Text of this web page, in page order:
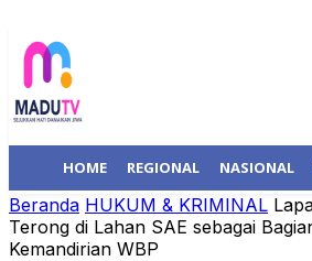
HOME REGIONAL NASIONAL
Beranda HUKUM & KRIMINAL
Terong di Lahan SAE sebagai
Kemandirian WBP